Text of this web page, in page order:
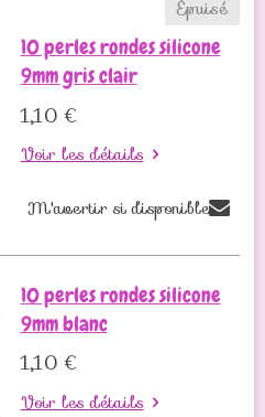
Épuisé
10 perles rondes silicone
9mm gris clair
1,10 €
Voir les détails
M'avertir si disponible
10 perles rondes silicone
9mm blanc
1,10 €
Voir les détails